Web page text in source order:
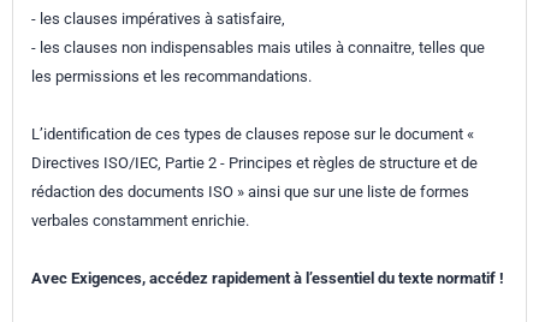
- les clauses impératives à satisfaire,
- les clauses non indispensables mais utiles à connaitre, telles que
les permissions et les recommandations.
L’identification de ces types de clauses repose sur le document «
Directives ISO/IEC, Partie 2 - Principes et règles de structure et de
rédaction des documents ISO » ainsi que sur une liste de formes
verbales constamment enrichie.
Avec Exigences, accédez rapidement à l’essentiel du texte normatif !